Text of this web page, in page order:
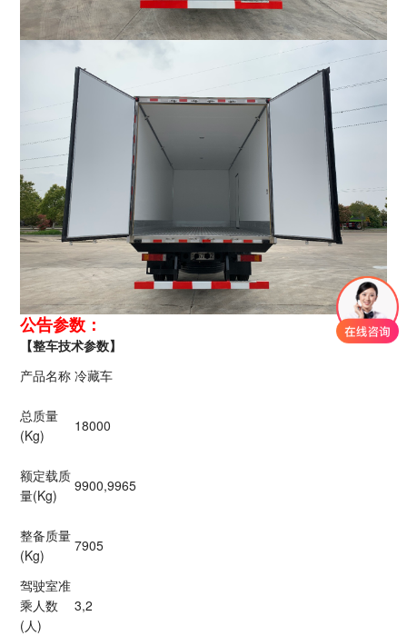
公告参数：
【整车技术参数】
产品名称 冷藏车
总质量
(Kg)
18000
额定载质
量(Kg)
9900,9965
整备质量
(Kg)
7905
驾驶室准
乘人数
(人)
3,2